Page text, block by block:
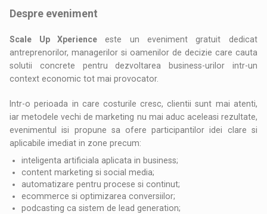
Despre eveniment
Scale Up Xperienceeste un eveniment gratuit dedicat
antreprenorilor, managerilor si oamenilor de decizie care cauta
solutii concrete pentru dezvoltarea business-urilor intr-un
context economic tot mai provocator.
Intr-o perioada in care costurile cresc, clientii sunt mai atenti,
iar metodele vechi de marketing nu mai aduc aceleasi rezultate,
evenimentul isi propune sa ofere participantilor idei clare si
aplicabile imediat in zone precum:
inteligenta artificiala aplicata in business;
content marketing si social media;
automatizare pentru procese si continut;
ecommerce si optimizarea conversiilor;
podcasting ca sistem de lead generation;